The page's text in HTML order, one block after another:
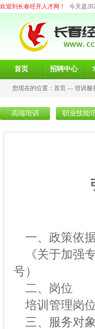
欢迎到长春经开人才网！ 今天是
首页 招聘中心
您现在的位置： 首页 — 培训服
高端培训 职业技能
引导性
一、政策依
《关于加强
号）
二、岗位
培训管理岗位
三、服务对象